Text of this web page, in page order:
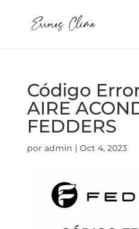
Código
AIRE
FEDDERS
por admin | Oct 4, 2023